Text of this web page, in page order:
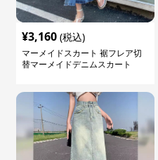
¥3,160 (税込)
マーメイドスカート 裾フレア切
替マーメイドデニムスカート